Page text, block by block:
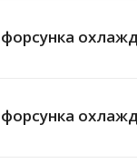
форсунка
форсунка